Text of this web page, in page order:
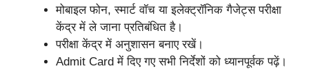
मोबाइल फोन, स्मार्ट वॉच या इलेक्ट्रॉनिक गैजेट्स परीक्षा
केंद्र में ले जाना प्रतिबंधित है।
परीक्षा केंद्र में अनुशासन बनाए रखें।
Admit Card में दिए गए सभी निर्देशों को ध्यानपूर्वक पढ़ें।